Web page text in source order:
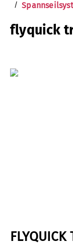
/
flyquick
Bildergalerie
FLYQUICK